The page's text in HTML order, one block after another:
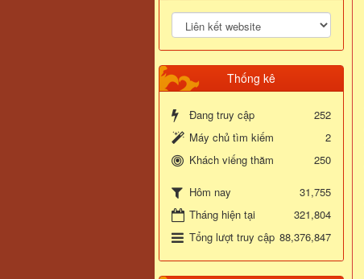
Thống kê
Đang truy cập
252
Máy chủ tìm kiếm
2
Khách viếng thăm
250
Hôm nay
31,755
Tháng hiện tại
321,804
Tổng lượt truy cập 88,376,847